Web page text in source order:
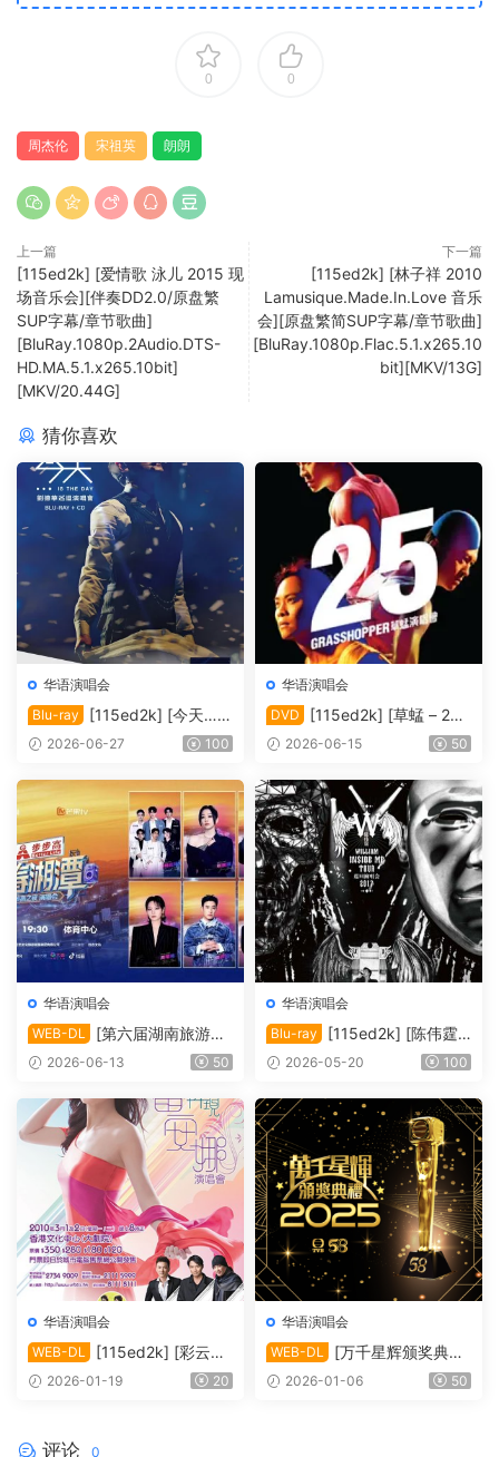
0 0
周杰伦 宋祖英 朗朗
上一篇
[115ed2k] [爱情歌 泳儿 2015 现
场音乐会][伴奏DD2.0/原盘繁
SUP字幕/章节歌曲]
[BluRay.1080p.2Audio.DTS-
HD.MA.5.1.x265.10bit]
[MKV/20.44G]
下一篇
[115ed2k] [林子祥 2010
Lamusique.Made.In.Love 音乐
会][原盘繁简SUP字幕/章节歌曲]
[BluRay.1080p.Flac.5.1.x265.10
bit][MKV/13G]
猜你喜欢
华语演唱会
Blu-ray
[115ed2k] [今天…is
the Day 刘德华巡回演唱会]
MA5.1][ISO/42.00 GiB]
2026-06-27 100
华语演唱会
DVD
[115ed2k] [草蜢 – 25
周年演唱会2010 Karaoke][IS
2026-06-15 50
华语演唱会
WEB-DL
[第六届湖南旅游发
展大会·青春湘潭演唱会][108
HBO][TS/20.33 GiB]
2026-06-13 50
华语演唱会
Blu-ray
[115ed2k] [陈伟霆“I
nside Me”巡回演唱会][Blura
1][ISO/63.91 GiB]
2026-05-20 100
华语演唱会
WEB-DL
[115ed2k] [彩云再
现雷安娜演唱会][1080i.HDT
2026-01-19 20
华语演唱会
WEB-DL
[万千星辉颁奖典礼
2025][1080i.HDTV.H264.D
2026-01-06 50
评论 0